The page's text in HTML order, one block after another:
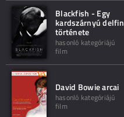
Blackfish - Egy
kardszárnyú delfin
története
hasonló kategóriájú
film
David Bowie arcai
hasonló kategóriájú
film